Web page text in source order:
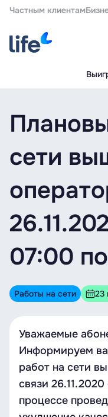
Частным клиентам
сети
07:00
Работы на сети 23
Уважаемые
Информируем
работ на сети
связи
процессе